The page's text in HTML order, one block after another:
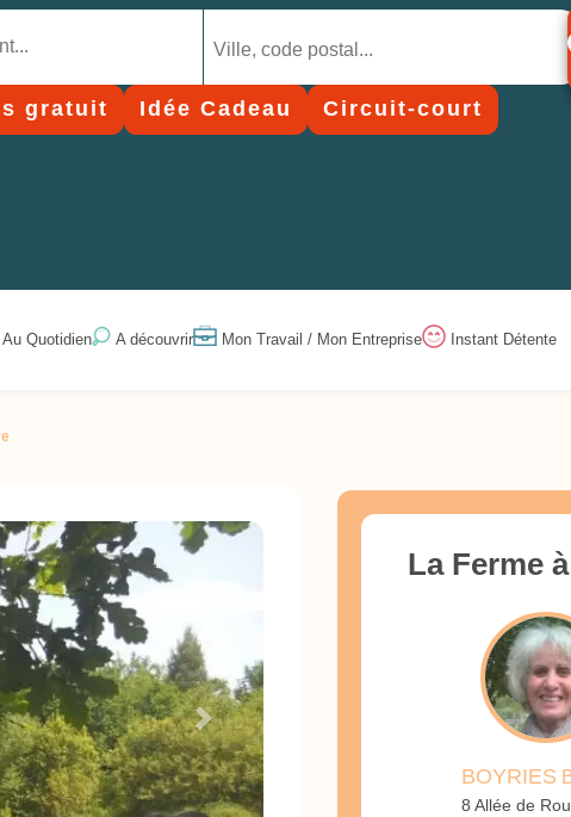
gratuit Idée Cadeau Circuit-court
Au Quotidien A découvrir Mon Travail / Mon Entreprise Instant Détente
Next
La Ferme
BOYRIES
8 Allée de